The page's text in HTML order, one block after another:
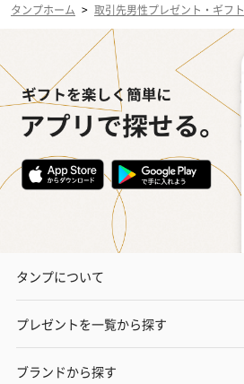
タンプホーム > 取引先男性プレゼント・ギフト
タンプについて
プレゼントを一覧から探す
ブランドから探す